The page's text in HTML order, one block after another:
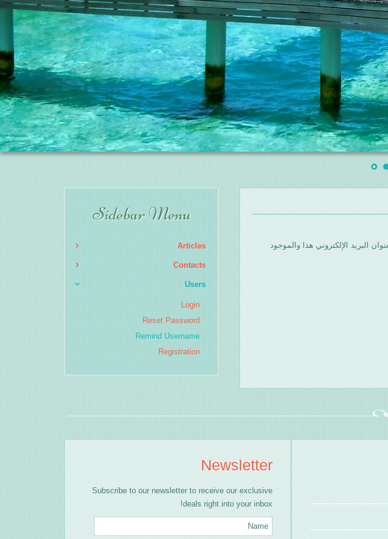
البريد الإلكتروني هذا والموجود
Sidebar Menu
Articles
Contacts
Users
Login
Reset Password
Remind Username
Registration
Newsletter
Subscribe to our newsletter to receive our exclusive
deals right into your inbox!